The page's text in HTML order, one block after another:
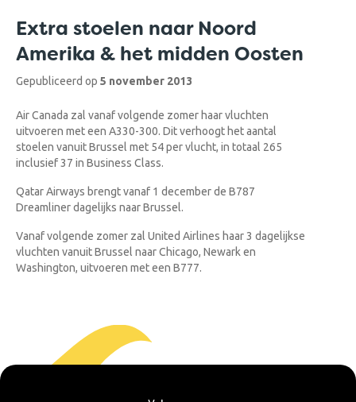
Extra stoelen naar Noord
Amerika & het midden Oosten
Gepubliceerd op 5 november 2013
Air Canada zal vanaf volgende zomer haar vluchten
uitvoeren met een A330-300. Dit verhoogt het aantal
stoelen vanuit Brussel met 54 per vlucht, in totaal 265
inclusief 37 in Business Class.
Qatar Airways brengt vanaf 1 december de B787
Dreamliner dagelijks naar Brussel.
Vanaf volgende zomer zal United Airlines haar 3 dagelijkse
vluchten vanuit Brussel naar Chicago, Newark en
Washington, uitvoeren met een B777.